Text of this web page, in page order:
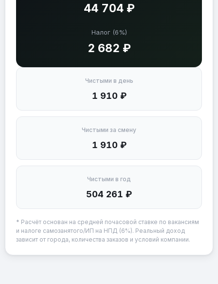
44 704 ₽
Налог (6%)
2 682 ₽
Чистыми в день
1 910 ₽
Чистыми за смену
1 910 ₽
Чистыми в год
504 261 ₽
* Расчёт основан на средней почасовой ставке по вакансиям
и налоге самозанятого/ИП на НПД (6%). Реальный доход
зависит от города, количества заказов и условий компании.